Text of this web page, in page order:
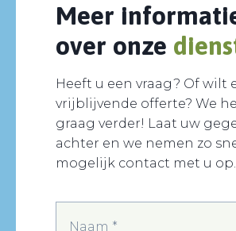
Meer
over onze
Heeft u een vraag? Of wilt
vrijblijvende offerte? We
graag verder! Laat uw
achter en we nemen zo
mogelijk contact met u op.